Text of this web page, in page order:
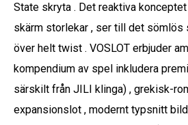
State skryta . Det reaktiva
skärm storlekar , ser till det sömlös
över helt twist . VOSLOT erbjuder
kompendium av spel inkludera
särskilt från JILI klinga) , grekisk-
expansionslot , modernt typsnitt